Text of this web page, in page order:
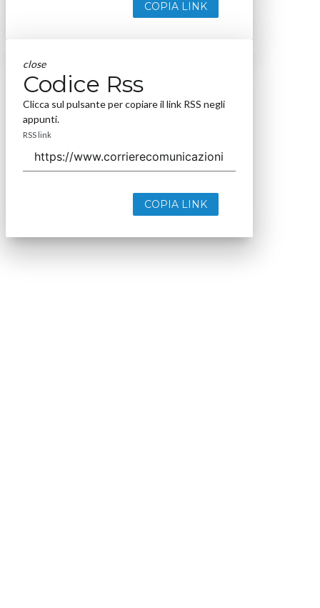
COPIA LINK
close
Codice Rss
Clicca sul pulsante per copiare il link RSS negli
appunti.
RSS link
COPIA LINK